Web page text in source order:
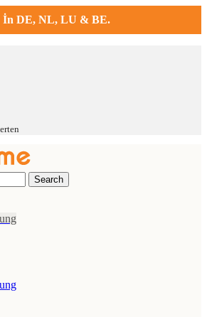
Lieferung und Montage
İn DE, NL, LU & BE.
Search